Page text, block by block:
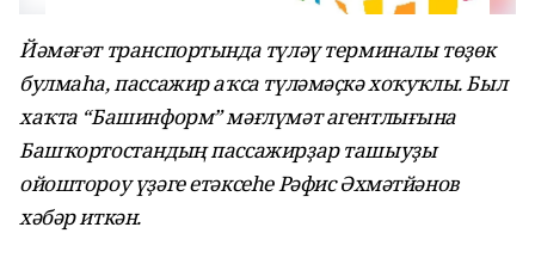
Йәмәғәт транспортында түләү терминалы төҙөк
булмаһа, пассажир аҡса түләмәҫкә хоҡуҡлы. Был
хаҡта “Башинформ” мәғлүмәт агентлығына
Башҡортостандың пассажирҙар ташыуҙы
ойоштороу үҙәге етәксеһе Рәфис Әхмәтйәнов
хәбәр иткән.